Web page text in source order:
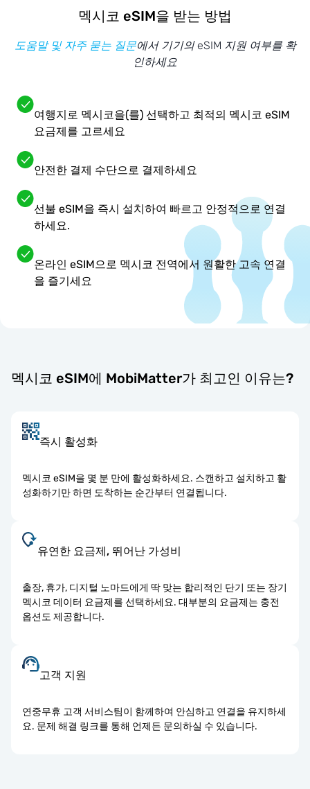
멕시코 eSIM을 받는 방법
도움말 및 자주 묻는 질문에서 기기의 eSIM 지원 여부를 확
인하세요
여행지로 멕시코을(를) 선택하고 최적의 멕시코 eSIM
요금제를 고르세요
안전한 결제 수단으로 결제하세요
선불 eSIM을 즉시 설치하여 빠르고 안정적으로 연결
하세요.
온라인 eSIM으로 멕시코 전역에서 원활한 고속 연결
을 즐기세요
멕시코 eSIM에 MobiMatter가 최고인 이유는?
즉시 활성화
멕시코 eSIM을 몇 분 만에 활성화하세요. 스캔하고 설치하고 활
성화하기만 하면 도착하는 순간부터 연결됩니다.
유연한 요금제, 뛰어난 가성비
출장, 휴가, 디지털 노마드에게 딱 맞는 합리적인 단기 또는 장기
멕시코 데이터 요금제를 선택하세요. 대부분의 요금제는 충전
옵션도 제공합니다.
고객 지원
연중무휴 고객 서비스팀이 함께하여 안심하고 연결을 유지하세
요. 문제 해결 링크를 통해 언제든 문의하실 수 있습니다.